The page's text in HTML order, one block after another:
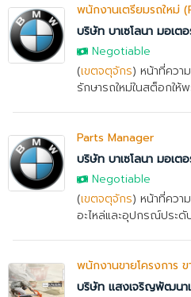
พนักงานเตรียมรถใหม่
บริษัท บาเซโลนา มอเต
Negotiable
(เขตจตุจักร) หน้าที่ควา
รักษารถใหม่ในสต็อกให้
Parts Manager
บริษัท บาเซโลนา มอเต
Negotiable
(เขตจตุจักร) หน้าที่ควา
อะไหล่และอุปกรณ์ประ
พนักงานขายโครงการ
บริษัท แสงเจริญพัฒนา